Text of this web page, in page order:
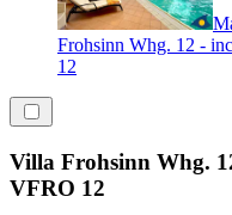
Frohsinn Whg. 12 -
12
Villa Frohsinn Whg.
VFRO 12